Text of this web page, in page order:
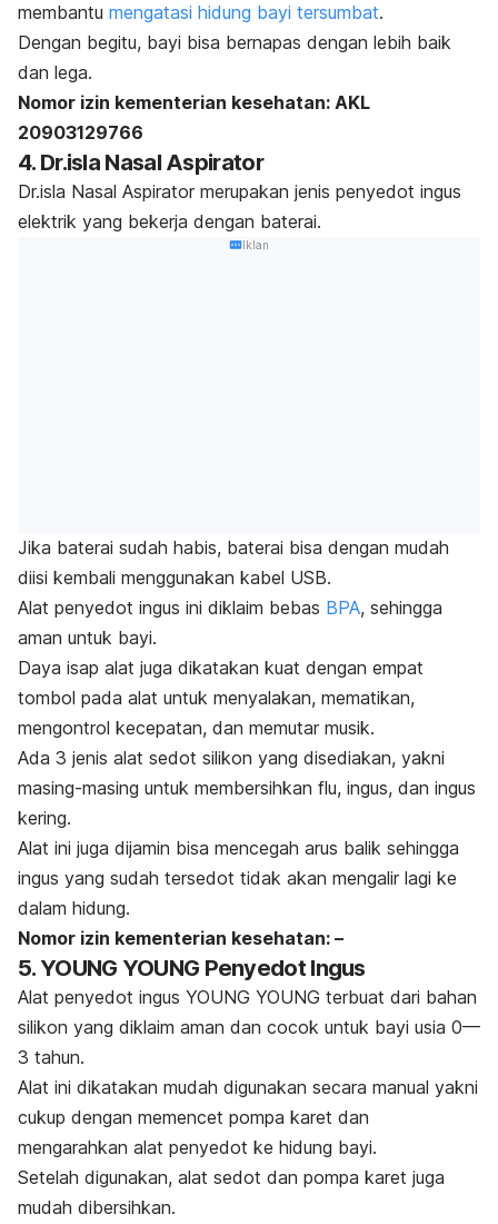
membantu mengatasi hidung bayi tersumbat.
Dengan begitu, bayi bisa bernapas dengan lebih baik
dan lega.
Nomor izin kementerian kesehatan: AKL
20903129766
4. Dr.isla Nasal Aspirator
Dr.isla Nasal Aspirator merupakan jenis penyedot ingus
elektrik yang bekerja dengan baterai.
Iklan
Jika baterai sudah habis, baterai bisa dengan mudah
diisi kembali menggunakan kabel USB.
Alat penyedot ingus ini diklaim bebas BPA, sehingga
aman untuk bayi.
Daya isap alat juga dikatakan kuat dengan empat
tombol pada alat untuk menyalakan, mematikan,
mengontrol kecepatan, dan memutar musik.
Ada 3 jenis alat sedot silikon yang disediakan, yakni
masing-masing untuk membersihkan flu, ingus, dan ingus
kering.
Alat ini juga dijamin bisa mencegah arus balik sehingga
ingus yang sudah tersedot tidak akan mengalir lagi ke
dalam hidung.
Nomor izin kementerian kesehatan: –
5. YOUNG YOUNG Penyedot Ingus
Alat penyedot ingus YOUNG YOUNG terbuat dari bahan
silikon yang diklaim aman dan cocok untuk bayi usia 0—
3 tahun.
Alat ini dikatakan mudah digunakan secara manual yakni
cukup dengan memencet pompa karet dan
mengarahkan alat penyedot ke hidung bayi.
Setelah digunakan, alat sedot dan pompa karet juga
mudah dibersihkan.